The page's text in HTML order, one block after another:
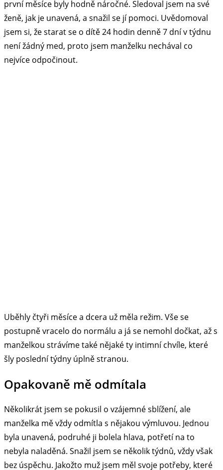
první měsíce byly hodně náročné. Sledoval jsem na své
ženě, jak je unavená, a snažil se jí pomoci. Uvědomoval
jsem si, že starat se o dítě 24 hodin denně 7 dní v týdnu
není žádný med, proto jsem manželku nechával co
nejvíce odpočinout.
Uběhly čtyři měsíce a dcera už měla režim. Vše se
postupně vracelo do normálu a já se nemohl dočkat, až s
manželkou strávíme také nějaké ty intimní chvíle, které
šly poslední týdny úplně stranou.
Opakovaně mě odmítala
Několikrát jsem se pokusil o vzájemné sblížení, ale
manželka mě vždy odmítla s nějakou výmluvou. Jednou
byla unavená, podruhé ji bolela hlava, potřetí na to
nebyla naladěná. Snažil jsem se několik týdnů, vždy však
bez úspěchu. Jakožto muž jsem měl svoje potřeby, které